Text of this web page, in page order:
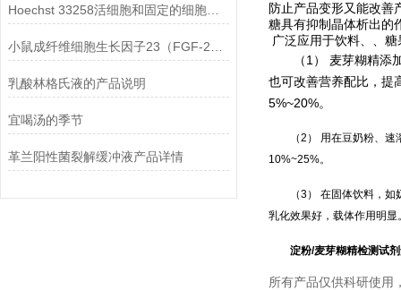
Hoechst 33258活细胞和固定的细胞均可标记
乳酸林格氏液的产品说明
宜喝汤的季节
革兰阳性菌裂解缓冲液产品详情
防止产品变形又能改善
糖具有抑制晶体析出的
广泛应用于饮料、 、糖
（1） 麦芽糊精
也可改善营养配比，提
5%~20%。
（2） 用在豆奶粉、
10%~25%。
（3） 在固体饮料 ，
乳化效果好，载体作用明
淀粉/麦芽糊精检测试
所有产品仅供科研使用